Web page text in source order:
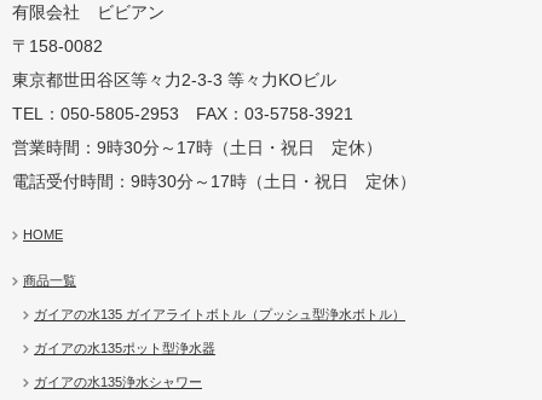
用地球の恵みを シャワー
有限会社 ビビアン
〒158-0082
東京都世田谷区等々力2-3-3 等々力KOビル
TEL：050-5805-2953 FAX：03-5758-3921
営業時間：9時30分～17時（土日・祝日 定休）
電話受付時間：9時30分～17時（土日・祝日 定休）
HOME
商品一覧
ガイアの水135 ガイアライトボトル（プッシュ型浄水ボトル）
ガイアの水135ポット型浄水器
ガイアの水135浄水シャワー